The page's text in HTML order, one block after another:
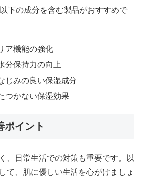
下の成分を含む製品がおすすめで
ア機能の強化
分保持力の向上
じみの良い保湿成分
つかない保湿効果
ポイント
、日常生活での対策も重要です。以
て、肌に優しい生活を心がけましょ